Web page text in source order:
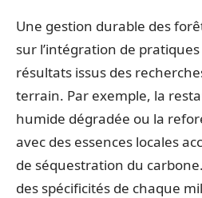
Une gestion durable des
sur l’intégration de
résultats issus des
terrain. Par exemple, la
humide dégradée ou la
avec des essences locales
de séquestration du
des spécificités de chaque